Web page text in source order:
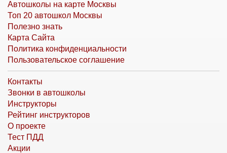
Автошколы на карте Москвы
Топ 20 автошкол Москвы
Полезно знать
Карта Сайта
Политика конфиденциальности
Пользовательское соглашение
Контакты
Звонки в автошколы
Инструкторы
Рейтинг инструкторов
О проекте
Тест ПДД
Акции